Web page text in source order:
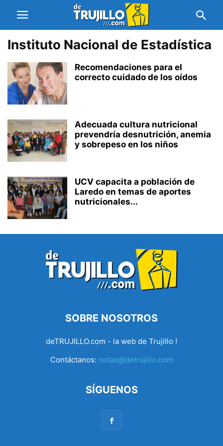
Instituto Nacional de Estadística
Recomendaciones para el
correcto cuidado de los oídos
Adecuada cultura nutricional
prevendría desnutrición, anemia
y sobrepeso en los niños
UCV capacita a población de
Laredo en temas de aportes
nutricionales...
SOBRE NOSOTROS
deTRUJILLO.com - la web de Trujillo !
Contáctanos: notas@detrujillo.com
SÍGUENOS